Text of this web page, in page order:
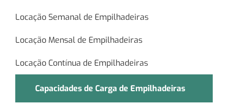
Locação Semanal de Empilhadeiras
Locação Mensal de Empilhadeiras
Locação Contínua de Empilhadeiras
Capacidades de Carga de Empilhadeiras